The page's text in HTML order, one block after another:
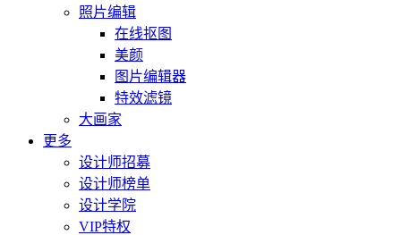
照片编辑
在线抠图
美颜
图片编辑器
特效滤镜
大画家
更多
设计师招募
设计师榜单
设计学院
VIP特权